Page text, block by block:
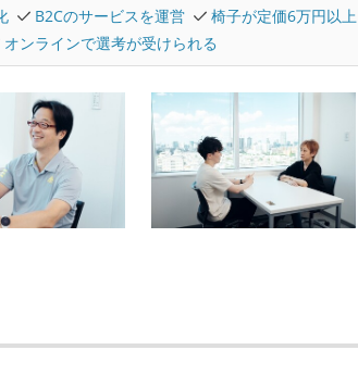
B2Cのサービスを運営 椅子が定価6万円以上
オンラインで選考が受けられる